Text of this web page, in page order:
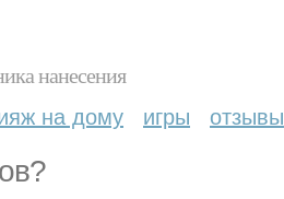
нанесения
на дому игры отзывы